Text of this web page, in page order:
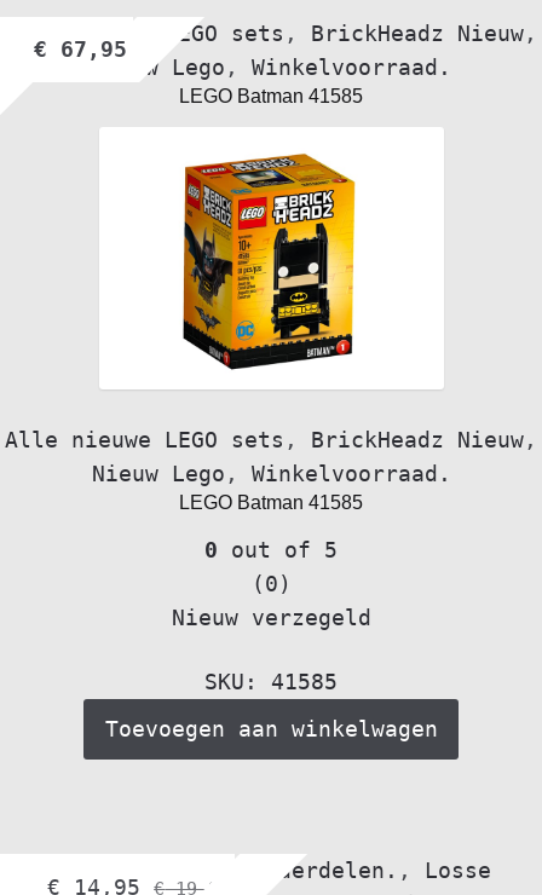
Alle nieuwe LEGO sets , BrickHeadz Nieuw ,
Nieuw Lego , Winkelvoorraad.
LEGO Batman 41585
Alle nieuwe LEGO sets , BrickHeadz Nieuw ,
Nieuw Lego , Winkelvoorraad.
LEGO Batman 41585
0 out of 5
(0)
Nieuw verzegeld
SKU: 41585
€ 67,95
Toevoegen aan winkelwagen
Losse onderdelen. ,
Losse
€ 14,95 €19,95